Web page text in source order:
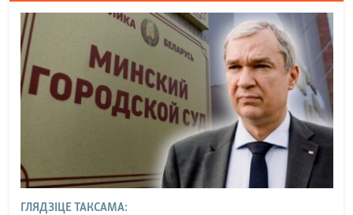
ГЛЯДЗІЦЕ ТАКСАМА: